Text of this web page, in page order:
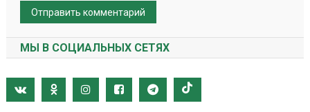
МЫ В СОЦИАЛЬНЫХ СЕТЯХ